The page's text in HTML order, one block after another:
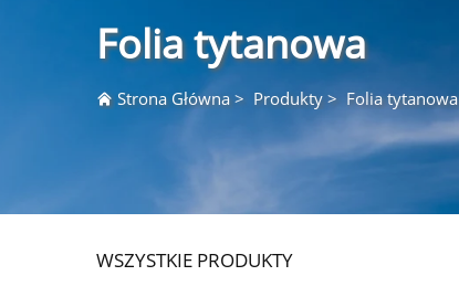
Folia tytanowa
Strona Główna > Produkty > Folia tytanowa
WSZYSTKIE PRODUKTY